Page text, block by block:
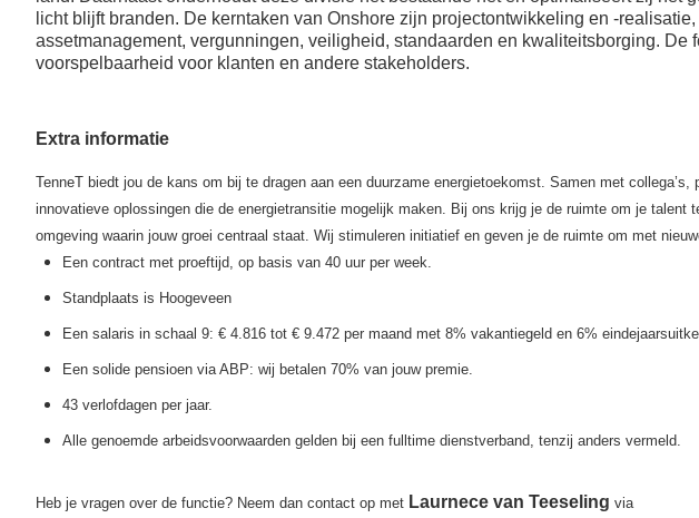
TenneT locatie;
Ouderschapsverlof
(met na 1 jaar in dienst
Tijdelijk meer of
doorwerken na je
pensioendatum;
Mogelijkheid voor
sabbatical leave;
Thuiswerkvergoeding.
eindejaarsuitkering;
Vergoeding woon-
werkverkeer of een
(middelloonregeling /
ABP);
Opties voor
deelname aan IPAP en
ANW Hiaatverzekering.
Fietsvergoeding;
Bijdrage van €60,-
voor je aanvullende
Bijdrage van €40,-
licht blijft branden. De kerntaken van Onshore zijn projectontwikkeling en -
assetmanagement, vergunningen, veiligheid, standaarden en kwaliteitsborging. De
voorspelbaarheid voor klanten en andere stakeholders.
Extra informatie
TenneT biedt jou de kans om bij te dragen aan een duurzame energietoekomst. Samen met
innovatieve oplossingen die de energietransitie mogelijk maken. Bij ons krijg je de ruimte om je talent
omgeving waarin jouw groei centraal staat. Wij stimuleren initiatief en geven je de ruimte om met
Een contract met proeftijd, op basis van 40 uur per week.
Standplaats is Hoogeveen
Een salaris in schaal 9: € 4.816 tot € 9.472 per maand met 8% vakantiegeld en 6%
Een solide pensioen via ABP: wij betalen 70% van jouw premie.
43 verlofdagen per jaar.
Alle genoemde arbeidsvoorwaarden gelden bij een fulltime dienstverband, tenzij anders vermeld.
Heb je vragen over de functie? Neem dan contact op met Laurnece van Teeseling via